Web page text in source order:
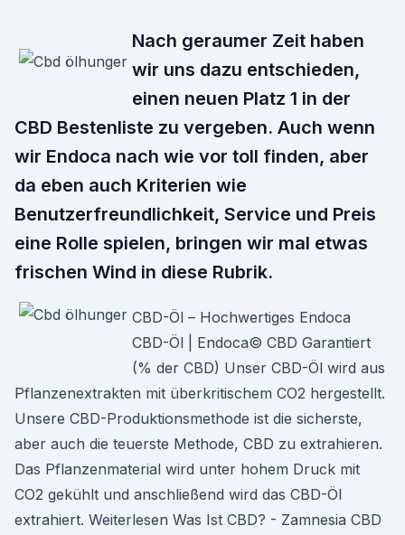
Nach geraumer Zeit haben
wir uns dazu entschieden,
einen neuen Platz 1 in der
CBD Bestenliste zu vergeben. Auch wenn
wir Endoca nach wie vor toll finden, aber
da eben auch Kriterien wie
Benutzerfreundlichkeit, Service und Preis
eine Rolle spielen, bringen wir mal etwas
frischen Wind in diese Rubrik.
CBD-Öl – Hochwertiges Endoca
CBD-Öl | Endoca© CBD Garantiert
(% der CBD) Unser CBD-Öl wird aus
Pflanzenextrakten mit überkritischem CO2 hergestellt.
Unsere CBD-Produktionsmethode ist die sicherste,
aber auch die teuerste Methode, CBD zu extrahieren.
Das Pflanzenmaterial wird unter hohem Druck mit
CO2 gekühlt und anschließend wird das CBD-Öl
extrahiert. Weiterlesen Was Ist CBD? - Zamnesia CBD